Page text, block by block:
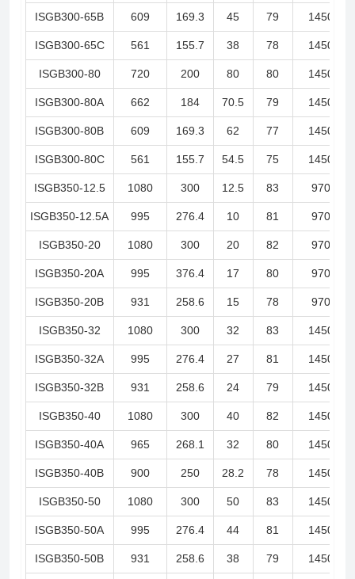
ISGB300-65B 609 169.3 45 79 1450
ISGB300-65C 561 155.7 38 78 1450
ISGB300-80 720 200 80 80 1450
ISGB300-80A 662 184 70.5 79 1450
ISGB300-80B 609 169.3 62 77 1450
ISGB300-80C 561 155.7 54.5 75 1450
ISGB350-12.5 1080 300 12.5 83 970
ISGB350-12.5A 995 276.4 10 81 970
ISGB350-20 1080 300 20 82 970
ISGB350-20A 995 376.4 17 80 970
ISGB350-20B 931 258.6 15 78 970
ISGB350-32 1080 300 32 83 1450
ISGB350-32A 995 276.4 27 81 1450
ISGB350-32B 931 258.6 24 79 1450
ISGB350-40 1080 300 40 82 1450
ISGB350-40A 965 268.1 32 80 1450
ISGB350-40B 900 250 28.2 78 1450
ISGB350-50 1080 300 50 83 1450
ISGB350-50A 995 276.4 44 81 1450
ISGB350-50B 931 258.6 38 79 1450